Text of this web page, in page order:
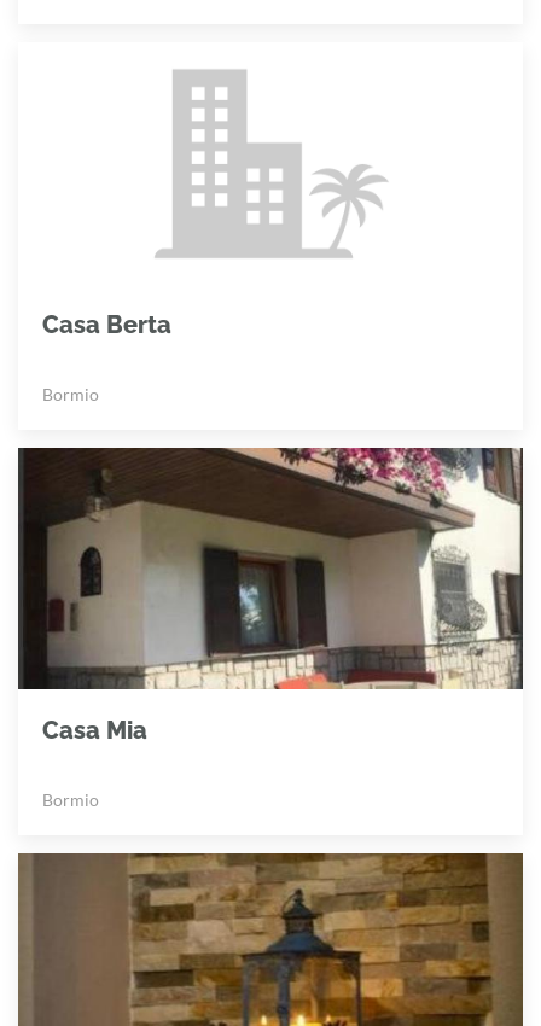
Casa Berta
Bormio
Casa Mia
Bormio